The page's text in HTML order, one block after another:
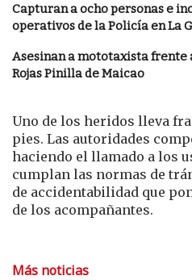
Capturan a ocho personas e
operativos de la Policía en La
Asesinan a mototaxista frente
Rojas Pinilla de Maicao
Uno de los heridos lleva
pies. Las autoridades
haciendo el llamado a los
cumplan las normas de
de accidentabilidad que
de los acompañantes.
Más noticias